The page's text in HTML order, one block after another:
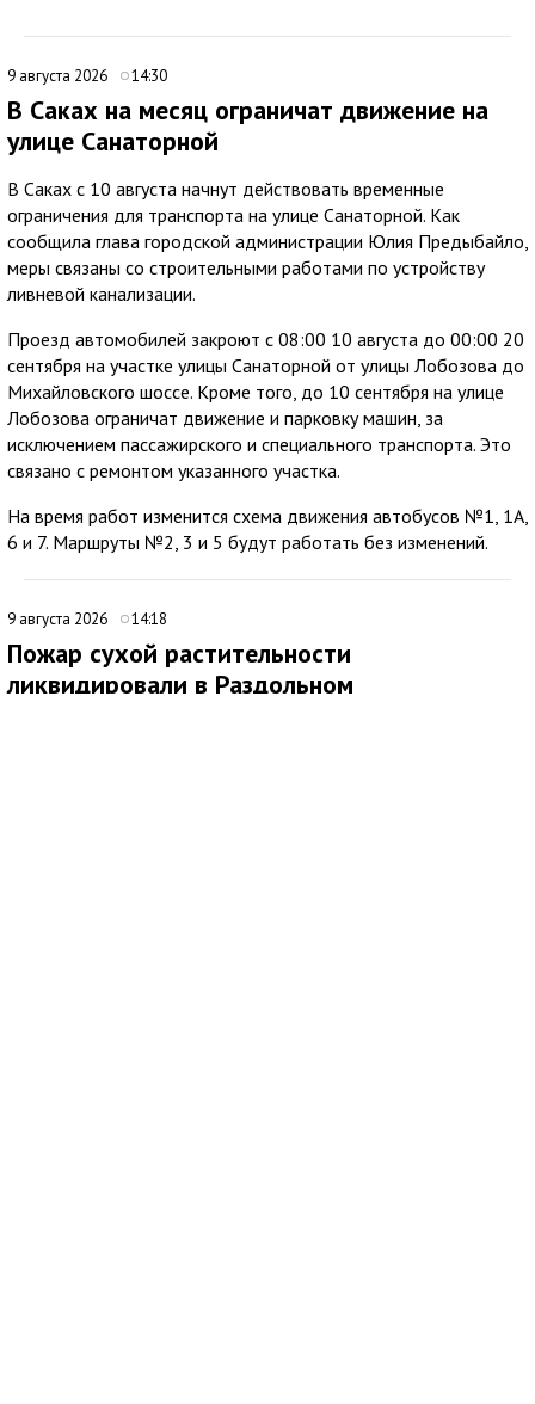
9 августа 2026 14:30
В Саках на месяц ограничат движение на
улице Санаторной
В Саках с 10 августа начнут действовать временные
ограничения для транспорта на улице Санаторной. Как
сообщила глава городской администрации Юлия Предыбайло,
меры связаны со строительными работами по устройству
ливневой канализации.
Проезд автомобилей закроют с 08:00 10 августа до 00:00 20
сентября на участке улицы Санаторной от улицы Лобозова до
Михайловского шоссе. Кроме того, до 10 сентября на улице
Лобозова ограничат движение и парковку машин, за
исключением пассажирского и специального транспорта. Это
связано с ремонтом указанного участка.
На время работ изменится схема движения автобусов №1, 1А,
6 и 7. Маршруты №2, 3 и 5 будут работать без изменений.
9 августа 2026 14:18
Пожар сухой растительности
ликвидировали в Раздольном